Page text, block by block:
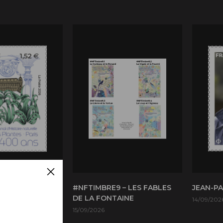
PARIS
#NFTIMBRE9 – LES FABLES
DE LA FONTAINE
15/09/2026
JEAN-
14/09/